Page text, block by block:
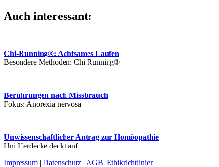
Auch interessant:
Chi-Running®: Achtsames Laufen
Besondere Methoden: Chi Running®
Berührungen nach Missbrauch
Fokus: Anorexia nervosa
Unwissenschaftlicher Antrag zur Homöopathie
Uni Herdecke deckt auf
Impressum | Datenschutz | AGB| Ethikrichtlinien